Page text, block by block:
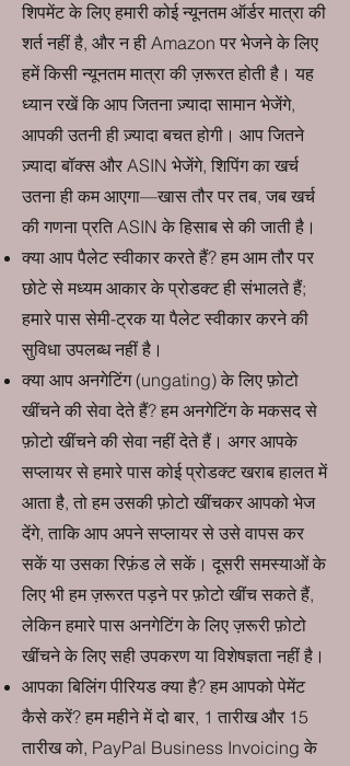
शिपमेंट के लिए हमारी कोई न्यूनतम ऑर्डर मात्रा की
शर्त नहीं है, और न ही Amazon पर भेजने के लिए
हमें किसी न्यूनतम मात्रा की ज़रूरत होती है। यह
ध्यान रखें कि आप जितना ज़्यादा सामान भेजेंगे,
आपकी उतनी ही ज़्यादा बचत होगी। आप जितने
ज़्यादा बॉक्स और ASIN भेजेंगे, शिपिंग का खर्च
उतना ही कम आएगा—खास तौर पर तब, जब खर्च
की गणना प्रति ASIN के हिसाब से की जाती है।
क्या आप पैलेट स्वीकार करते हैं? हम आम तौर पर
छोटे से मध्यम आकार के प्रोडक्ट ही संभालते हैं;
हमारे पास सेमी-ट्रक या पैलेट स्वीकार करने की
सुविधा उपलब्ध नहीं है।
क्या आप अनगेटिंग (ungating) के लिए फ़ोटो
खींचने की सेवा देते हैं? हम अनगेटिंग के मकसद से
फ़ोटो खींचने की सेवा नहीं देते हैं। अगर आपके
सप्लायर से हमारे पास कोई प्रोडक्ट खराब हालत में
आता है, तो हम उसकी फ़ोटो खींचकर आपको भेज
देंगे, ताकि आप अपने सप्लायर से उसे वापस कर
सकें या उसका रिफ़ंड ले सकें। दूसरी समस्याओं के
लिए भी हम ज़रूरत पड़ने पर फ़ोटो खींच सकते हैं,
लेकिन हमारे पास अनगेटिंग के लिए ज़रूरी फ़ोटो
खींचने के लिए सही उपकरण या विशेषज्ञता नहीं है।
आपका बिलिंग पीरियड क्या है? हम आपको पेमेंट
कैसे करें? हम महीने में दो बार, 1 तारीख और 15
तारीख को, PayPal Business Invoicing के